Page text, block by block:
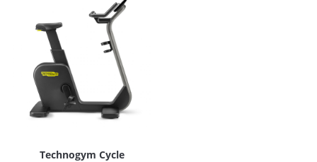
Technogym Cycle